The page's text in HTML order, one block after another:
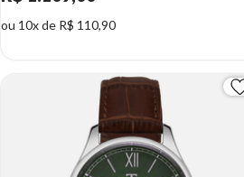
ou 10x de R$ 110,90